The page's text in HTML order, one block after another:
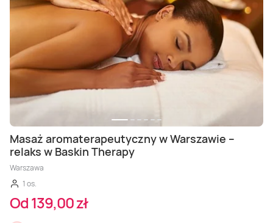
Masaż aromaterapeutyczny w Warszawie –
relaks w Baskin Therapy
Warszawa
1 os.
Od 139,00 zł